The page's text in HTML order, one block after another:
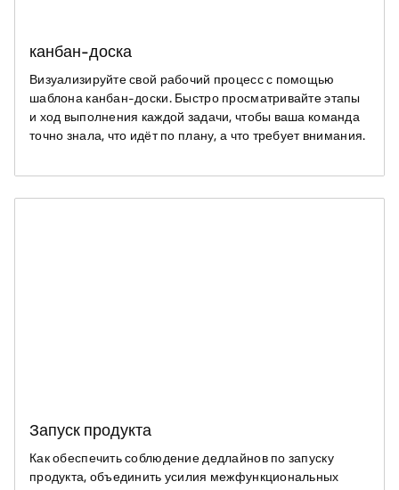
канбан-доска
Визуализируйте свой рабочий процесс с помощью
шаблона канбан-доски. Быстро просматривайте этапы
и ход выполнения каждой задачи, чтобы ваша команда
точно знала, что идёт по плану, а что требует внимания.
Запуск продукта
Как обеспечить соблюдение дедлайнов по запуску
продукта, объединить усилия межфункциональных